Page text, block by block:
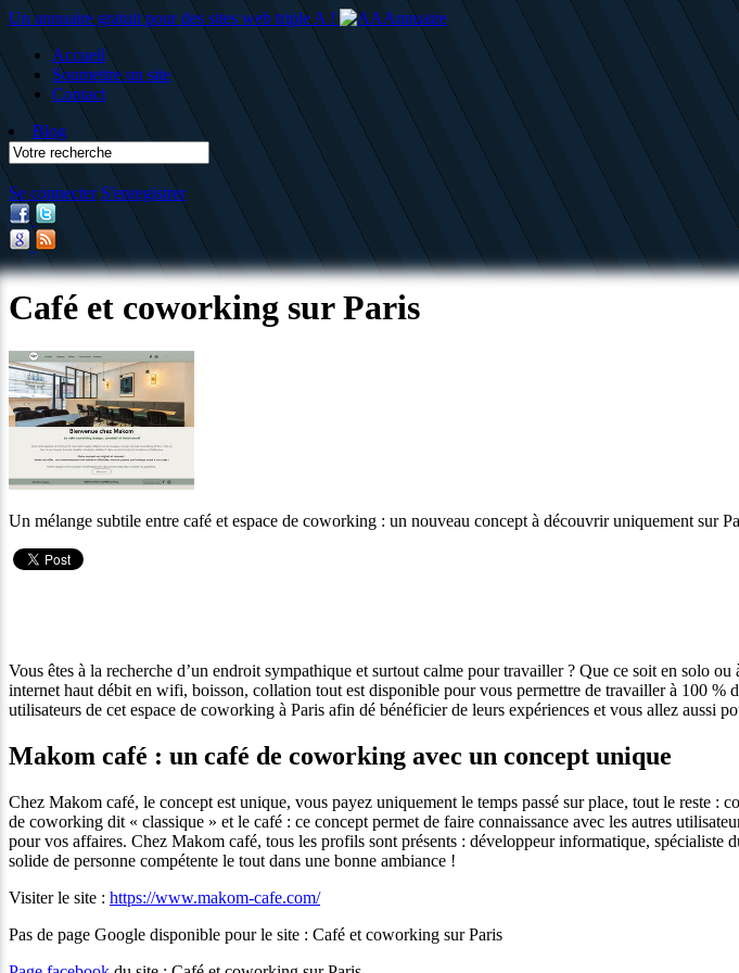
Un annuaire gratuit pour des sites web triple A !
Accueil
Soumettre un site
Contact
Blog
Se connecter S'enregistrer
Café et coworking sur Paris
Un mélange subtile entre café et espace de coworking : un nouveau concept à découvrir uniquement sur
Vous êtes à la recherche d’un endroit sympathique et surtout calme pour travailler ? Que ce soit en solo
internet haut débit en wifi, boisson, collation tout est disponible pour vous permettre de travailler à 100 %
utilisateurs de cet espace de coworking à Paris afin dé bénéficier de leurs expériences et vous allez aussi
Makom café : un café de coworking avec un concept unique
Chez Makom café, le concept est unique, vous payez uniquement le temps passé sur place, tout le reste
de coworking dit « classique » et le café : ce concept permet de faire connaissance avec les autres
pour vos affaires. Chez Makom café, tous les profils sont présents : développeur informatique,
solide de personne compétente le tout dans une bonne ambiance !
Visiter le site : https://www.makom-cafe.com/
Pas de page Google disponible pour le site : Café et coworking sur Paris